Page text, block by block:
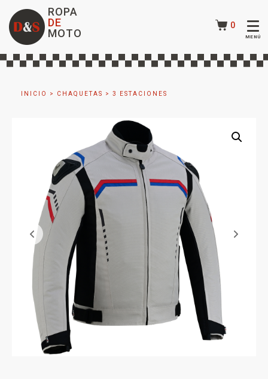
ROPA
DE
MOTO
0
INICIO > CHAQUETAS > 3 ESTACIONES